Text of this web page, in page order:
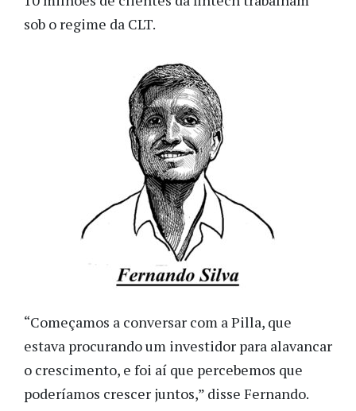
sob o regime da CLT.
“Começamos a conversar com a Pilla, que
estava procurando um investidor para alavancar
o crescimento, e foi aí que percebemos que
poderíamos crescer juntos,” disse Fernando.